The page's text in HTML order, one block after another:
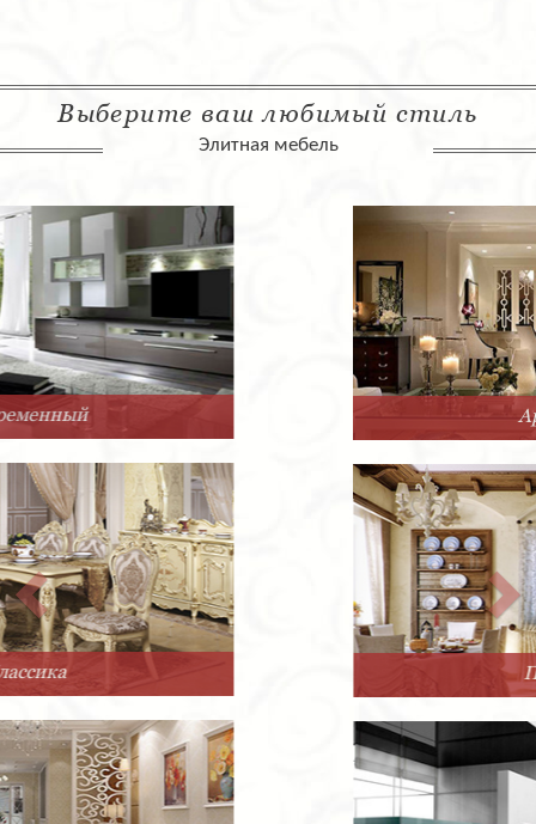
Выберите ваш любимый стиль
Элитная мебель